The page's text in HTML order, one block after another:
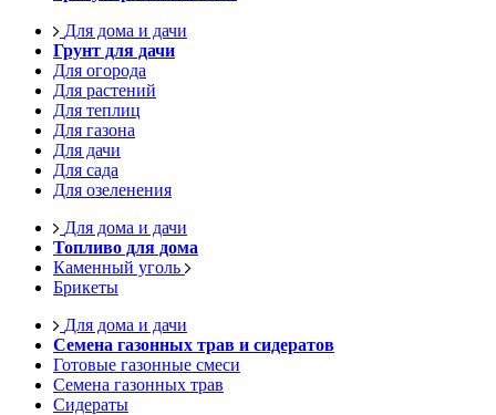
Для дома и дачи
Грунт для дачи
Для огорода
Для растений
Для теплиц
Для газона
Для дачи
Для сада
Для озеленения
Для дома и дачи
Топливо для дома
Каменный уголь
Брикеты
Для дома и дачи
Семена газонных трав и сидератов
Готовые газонные смеси
Семена газонных трав
Сидераты